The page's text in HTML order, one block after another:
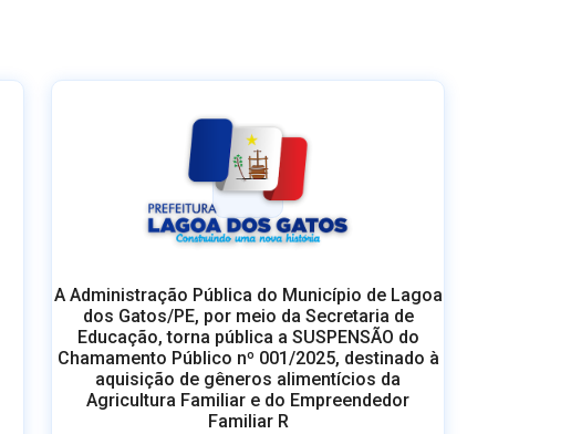
A Administração Pública do Município de Lagoa
dos Gatos/PE, por meio da Secretaria de
Educação, torna pública a SUSPENSÃO do
Chamamento Público nº 001/2025, destinado à
aquisição de gêneros alimentícios da
Agricultura Familiar e do Empreendedor
Familiar R